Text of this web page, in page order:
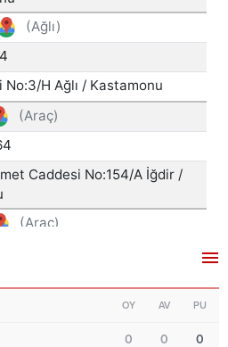
OY AV PU
0 0 0